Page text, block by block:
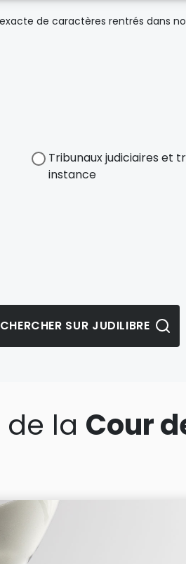
de caractères rentrés dans
Tribunaux judiciaires et
instance
la Cour